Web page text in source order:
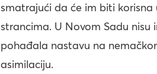
smatrajući da će im biti
strancima. U Novom Sadu nisu
pohađala nastavu na
asimilaciju.